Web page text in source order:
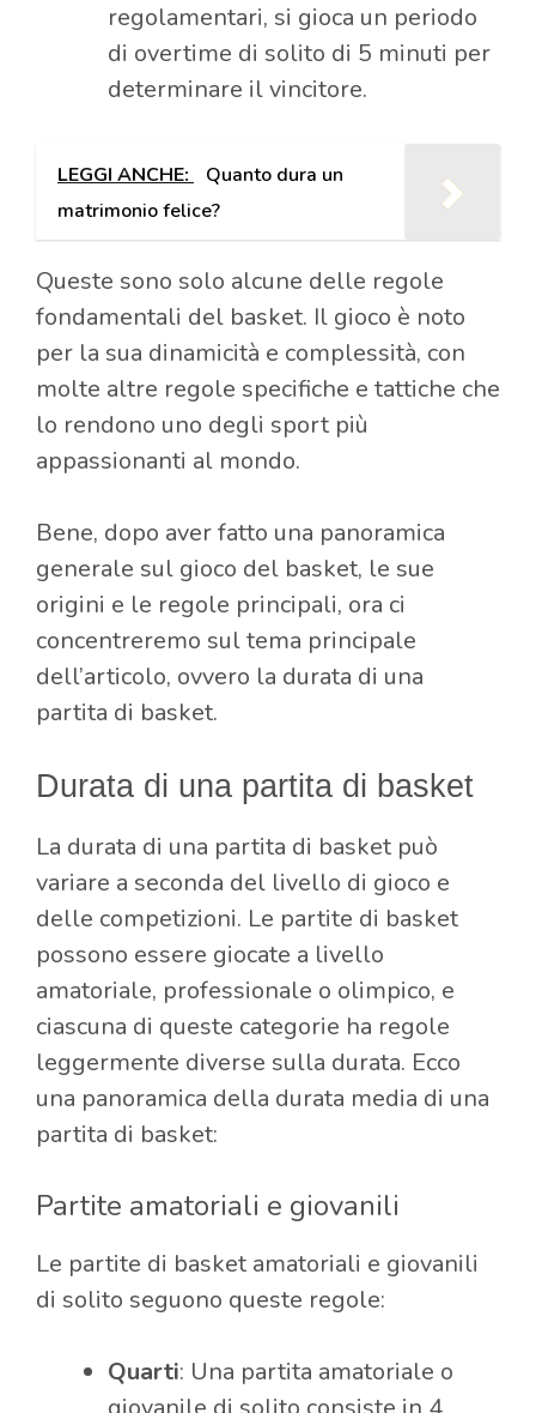
regolamentari, si gioca un periodo
di overtime di solito di 5 minuti per
determinare il vincitore.
LEGGI ANCHE: Quanto dura un
matrimonio felice?
Queste sono solo alcune delle regole
fondamentali del basket. Il gioco è noto
per la sua dinamicità e complessità, con
molte altre regole specifiche e tattiche che
lo rendono uno degli sport più
appassionanti al mondo.
Bene, dopo aver fatto una panoramica
generale sul gioco del basket, le sue
origini e le regole principali, ora ci
concentreremo sul tema principale
dell’articolo, ovvero la durata di una
partita di basket.
Durata di una partita di basket
La durata di una partita di basket può
variare a seconda del livello di gioco e
delle competizioni. Le partite di basket
possono essere giocate a livello
amatoriale, professionale o olimpico, e
ciascuna di queste categorie ha regole
leggermente diverse sulla durata. Ecco
una panoramica della durata media di una
partita di basket:
Partite amatoriali e giovanili
Le partite di basket amatoriali e giovanili
di solito seguono queste regole:
Quarti: Una partita amatoriale o